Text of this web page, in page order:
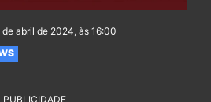
abril de 2024, às 16:00
PUBLICIDADE